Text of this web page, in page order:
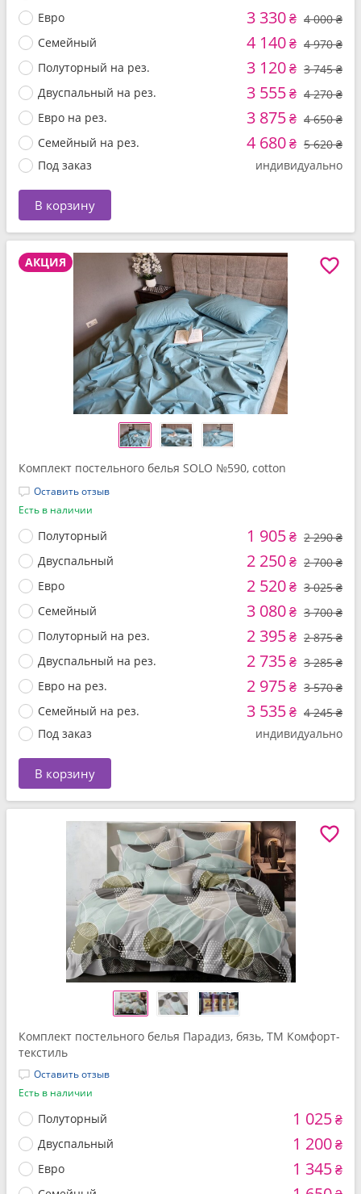
Евро
3 330₴ 4 000 ₴
Семейный
4 140₴ 4 970 ₴
Полуторный на рез.
3 120₴ 3 745 ₴
Двуспальный на рез.
3 555₴ 4 270 ₴
Евро на рез.
3 875₴ 4 650 ₴
Семейный на рез.
4 680₴ 5 620 ₴
Под заказ
индивидуально
В корзину
АКЦИЯ
Комплект постельного белья SOLO №590, cotton
Оставить отзыв
Есть в наличии
Полуторный 1 905₴ 2 290 ₴
Двуспальный
2 250₴ 2 700 ₴
Евро
2 520₴ 3 025 ₴
Семейный
3 080₴ 3 700 ₴
Полуторный на рез.
2 395₴ 2 875 ₴
Двуспальный на рез.
2 735₴ 3 285 ₴
Евро на рез.
2 975₴ 3 570 ₴
Семейный на рез.
3 535₴ 4 245 ₴
Под заказ
индивидуально
В корзину
Комплект постельного белья Парадиз, бязь, ТМ Комфорт-
текстиль
Оставить отзыв
Есть в наличии
Полуторный 1 025₴
Двуспальный 1 200₴
Евро 1 345₴